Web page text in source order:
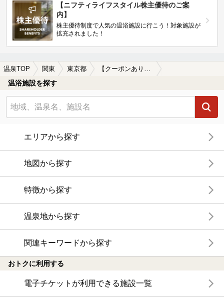
【ニフティライフスタイル株主優待のご案
内】
株主優待制度で人気の温浴施設に行こう！対象施設が
拡充されました！
温泉TOP 関東 東京都
温浴施設を探す
エリアから探す
地図から探す
特徴から探す
温泉地から探す
関連キーワードから探す
おトクに利用する
電子チケットが利用できる施設一覧